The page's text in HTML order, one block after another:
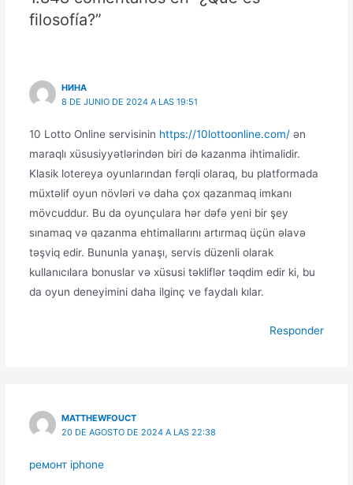
filosofía?”
НИНА
8 DE JUNIO DE 2024 A LAS 19:51
10 Lotto Online servisinin https://10lottoonline.com/ən
maraqlı xüsusiyyətlərindən biri də kazanma ihtimalidir.
Klasik lotereya oyunlarından fərqli olaraq, bu platformada
müxtəlif oyun növləri və daha çox qazanmaq imkanı
mövcuddur. Bu da oyunçulara hər dəfə yeni bir şey
sınamaq və qazanma ehtimallarını artırmaq üçün əlavə
təşviq edir. Bununla yanaşı, servis düzenli olarak
kullanıcılara bonuslar və xüsusi təkliflər təqdim edir ki, bu
da oyun deneyimini daha ilginç ve faydalı kılar.
Responder
MATTHEWFOUCT
20 DE AGOSTO DE 2024 A LAS 22:38
ремонт iphone